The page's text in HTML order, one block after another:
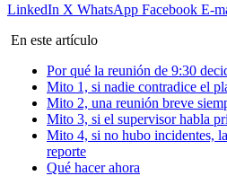
LinkedIn X WhatsApp Facebook E-
En este artículo
Por qué la reunión de 9:30
Mito 1, si nadie contradice el
Mito 2, una reunión breve
Mito 3, si el supervisor habla
Mito 4, si no hubo incidentes,
reporte
Qué hacer ahora